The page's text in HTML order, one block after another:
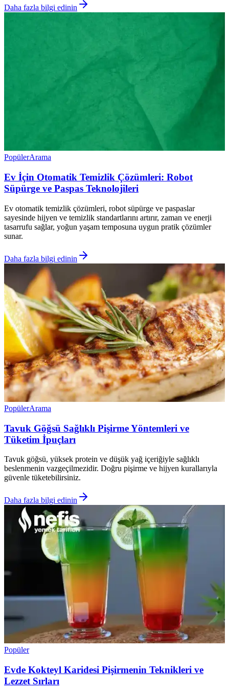
Daha fazla bilgi edinin
PopülerArama
Ev İçin Otomatik Temizlik Çözümleri: Robot
Süpürge ve Paspas Teknolojileri
Ev otomatik temizlik çözümleri, robot süpürge ve paspaslar
sayesinde hijyen ve temizlik standartlarını artırır, zaman ve enerji
tasarrufu sağlar, yoğun yaşam temposuna uygun pratik çözümler
sunar.
Daha fazla bilgi edinin
PopülerArama
Tavuk Göğsü Sağlıklı Pişirme Yöntemleri ve
Tüketim İpuçları
Tavuk göğsü, yüksek protein ve düşük yağ içeriğiyle sağlıklı
beslenmenin vazgeçilmezidir. Doğru pişirme ve hijyen kurallarıyla
güvenle tüketebilirsiniz.
Daha fazla bilgi edinin
Popüler
Evde Kokteyl Karidesi Pişirmenin Teknikleri ve
Lezzet Sırları